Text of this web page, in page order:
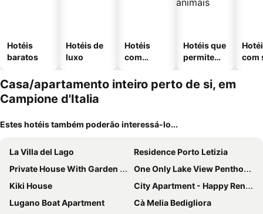
Hotéis
baratos
Hotéis de
luxo
Hotéis
com
Hotéis que
permitem
com
Casa/apartamento inteiro perto de si, em
Campione d'Italia
Estes hotéis também poderão interessá-lo...
La Villa del Lago
Residence Porto Letizia
Private House With Garden In Cerano D'Intelvi (Co) Lake Como
One Only Lake View Penthouse Nl-00002880
Kiki House
City Apartment - Happy Rentals
Lugano Boat Apartment
Cà Melia Bedigliora